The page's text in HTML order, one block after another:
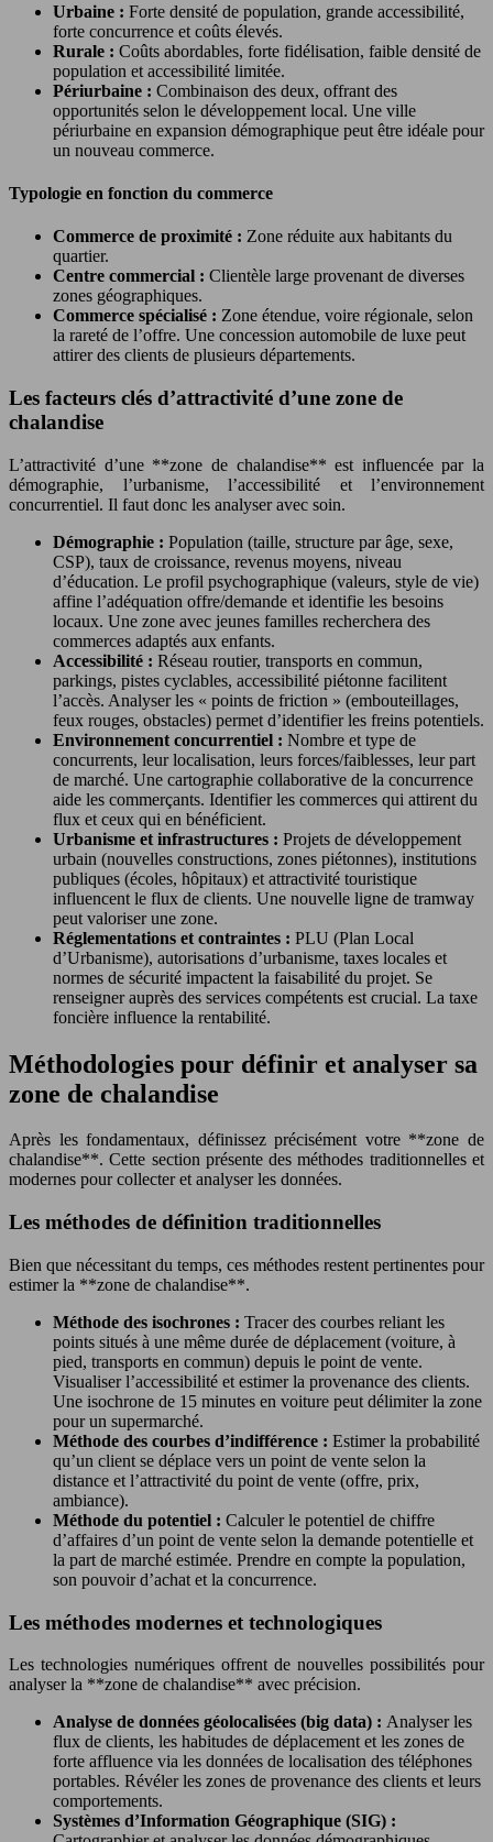
Urbaine : Forte densité de population, grande accessibilité,
forte concurrence et coûts élevés.
Rurale : Coûts abordables, forte fidélisation, faible densité de
population et accessibilité limitée.
Périurbaine : Combinaison des deux, offrant des
opportunités selon le développement local. Une ville
périurbaine en expansion démographique peut être idéale pour
un nouveau commerce.
Typologie en fonction du commerce
Commerce de proximité : Zone réduite aux habitants du
quartier.
Centre commercial : Clientèle large provenant de diverses
zones géographiques.
Commerce spécialisé : Zone étendue, voire régionale, selon
la rareté de l’offre. Une concession automobile de luxe peut
attirer des clients de plusieurs départements.
Les facteurs clés d’attractivité d’une zone de
chalandise
L’attractivité d’une **zone de chalandise** est influencée par la
démographie, l’urbanisme, l’accessibilité et l’environnement
concurrentiel. Il faut donc les analyser avec soin.
Démographie : Population (taille, structure par âge, sexe,
CSP), taux de croissance, revenus moyens, niveau
d’éducation. Le profil psychographique (valeurs, style de vie)
affine l’adéquation offre/demande et identifie les besoins
locaux. Une zone avec jeunes familles recherchera des
commerces adaptés aux enfants.
Accessibilité : Réseau routier, transports en commun,
parkings, pistes cyclables, accessibilité piétonne facilitent
l’accès. Analyser les « points de friction » (embouteillages,
feux rouges, obstacles) permet d’identifier les freins potentiels.
Environnement concurrentiel : Nombre et type de
concurrents, leur localisation, leurs forces/faiblesses, leur part
de marché. Une cartographie collaborative de la concurrence
aide les commerçants. Identifier les commerces qui attirent du
flux et ceux qui en bénéficient.
Urbanisme et infrastructures : Projets de développement
urbain (nouvelles constructions, zones piétonnes), institutions
publiques (écoles, hôpitaux) et attractivité touristique
influencent le flux de clients. Une nouvelle ligne de tramway
peut valoriser une zone.
Réglementations et contraintes : PLU (Plan Local
d’Urbanisme), autorisations d’urbanisme, taxes locales et
normes de sécurité impactent la faisabilité du projet. Se
renseigner auprès des services compétents est crucial. La taxe
foncière influence la rentabilité.
Méthodologies pour définir et analyser sa
zone de chalandise
Après les fondamentaux, définissez précisément votre **zone de
chalandise**. Cette section présente des méthodes traditionnelles et
modernes pour collecter et analyser les données.
Les méthodes de définition traditionnelles
Bien que nécessitant du temps, ces méthodes restent pertinentes pour
estimer la **zone de chalandise**.
Méthode des isochrones : Tracer des courbes reliant les
points situés à une même durée de déplacement (voiture, à
pied, transports en commun) depuis le point de vente.
Visualiser l’accessibilité et estimer la provenance des clients.
Une isochrone de 15 minutes en voiture peut délimiter la zone
pour un supermarché.
Méthode des courbes d’indifférence : Estimer la probabilité
qu’un client se déplace vers un point de vente selon la
distance et l’attractivité du point de vente (offre, prix,
ambiance).
Méthode du potentiel : Calculer le potentiel de chiffre
d’affaires d’un point de vente selon la demande potentielle et
la part de marché estimée. Prendre en compte la population,
son pouvoir d’achat et la concurrence.
Les méthodes modernes et technologiques
Les technologies numériques offrent de nouvelles possibilités pour
analyser la **zone de chalandise** avec précision.
Analyse de données géolocalisées (big data) : Analyser les
flux de clients, les habitudes de déplacement et les zones de
forte affluence via les données de localisation des téléphones
portables. Révéler les zones de provenance des clients et leurs
comportements.
Systèmes d’Information Géographique (SIG) :